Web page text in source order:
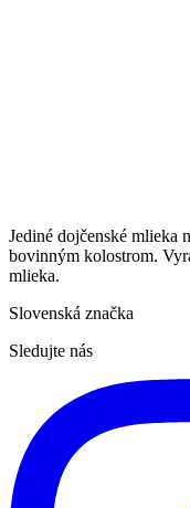
Jediné dojčenské mlieka
bovinným kolostrom.
mlieka.
Slovenská značka
Sledujte nás